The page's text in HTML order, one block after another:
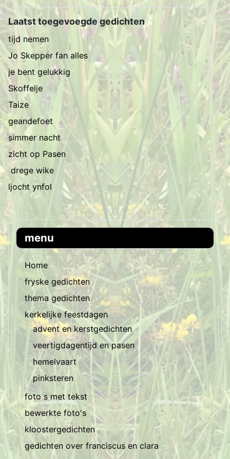
menu
Home
fryske gedichten
thema gedichten
kerkelijke feestdagen
advent en kerstgedichten
veertigdagentijd en pasen
hemelvaart
pinksteren
foto s met tekst
bewerkte foto's
kloostergedichten
gedichten over franciscus en clara
Laatst toegevoegde gedichten
tijd nemen
Jo Skepper fan alles
je bent gelukkig
Skoffelje
Taize
geandefoet
simmer nacht
zicht op Pasen
drege wike
ljocht ynfol